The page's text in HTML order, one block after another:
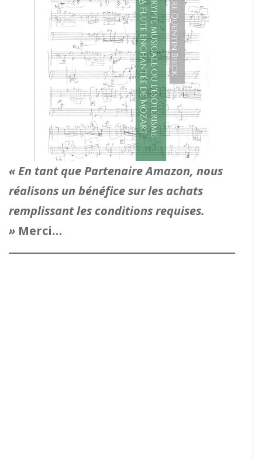
« En tant que Partenaire Amazon, nous
réalisons un bénéfice sur les achats
remplissant les conditions requises.
» Merci…